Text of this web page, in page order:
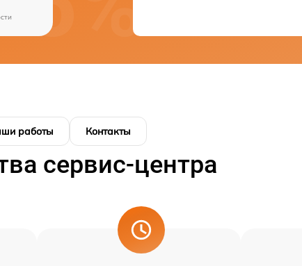
работы Контакты
сервис-центра